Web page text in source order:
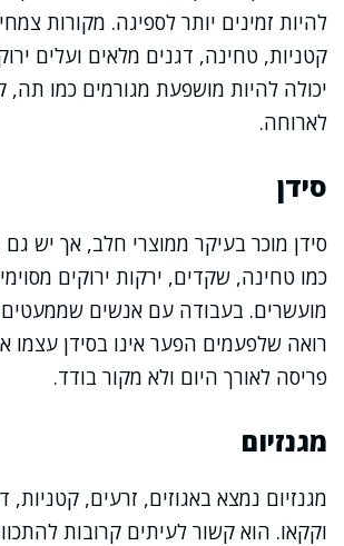
להיות זמינים יותר לספיגה. מקורות
קטניות, טחינה, דגנים מלאים ועלים
יכולה להיות מושפעת מגורמים כמו תה,
לארוחה.
סידן
סידן מוכר בעיקר ממוצרי חלב, אך יש גם
כמו טחינה, שקדים, ירקות ירוקים
מועשרים. בעבודה עם אנשים שממעטים
רואה שלפעמים הפער אינו בסידן עצמו
פריסה לאורך היום ולא מקור בודד.
מגנזיום
מגנזיום נמצא באגוזים, זרעים, קטניות,
וקקאו. הוא קשור לעיתים קרובות